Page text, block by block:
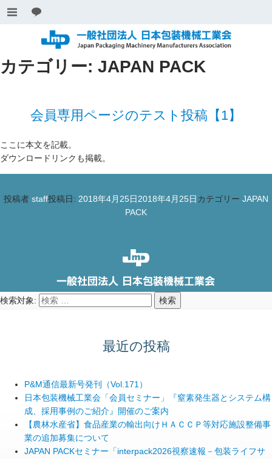
カテゴリー: JAPAN PACK
会員専用ページのテスト投稿【1】
ここに本文を記載。
ダウンロードリンクも掲載。
投稿者 staff投稿日: 2018年4月25日2018年4月25日 カテゴリー JAPAN
PACK
検索対象: 検索
最近の投稿
P&M通信最新号発刊（Vol.171）
日本包装機械工業会「会員セミナー」『窒素発生器とシステム構
成、採用事例のご紹介』開催のご案内
【農林水産省】食品産業の輸出向けＨＡＣＣＰ等対応施設整備事
業の追加募集について
JAPAN PACKセミナー「interpack2026視察速報－包装ライフサ